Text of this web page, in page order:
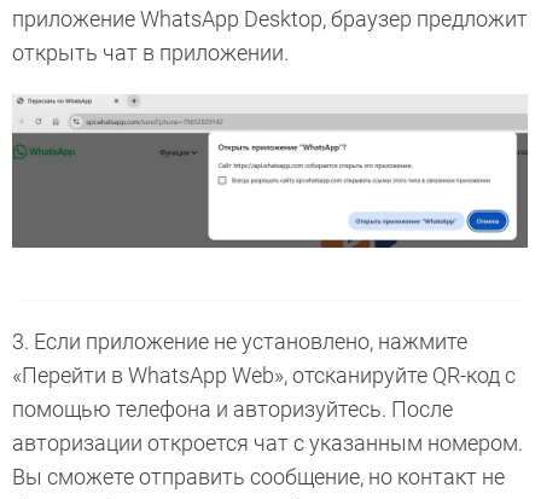
приложение WhatsApp Desktop, браузер предложит
открыть чат в приложении.
3. Если приложение не установлено, нажмите
«Перейти в WhatsApp Web», отсканируйте QR-код с
помощью телефона и авторизуйтесь. После
авторизации откроется чат с указанным номером.
Вы сможете отправить сообщение, но контакт не